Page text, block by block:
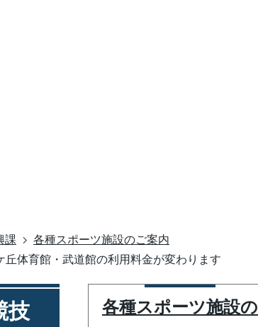
課
各種スポーツ施設のご案内
体育館・武道館の利用料金が変わります
技
各種スポーツ施設の